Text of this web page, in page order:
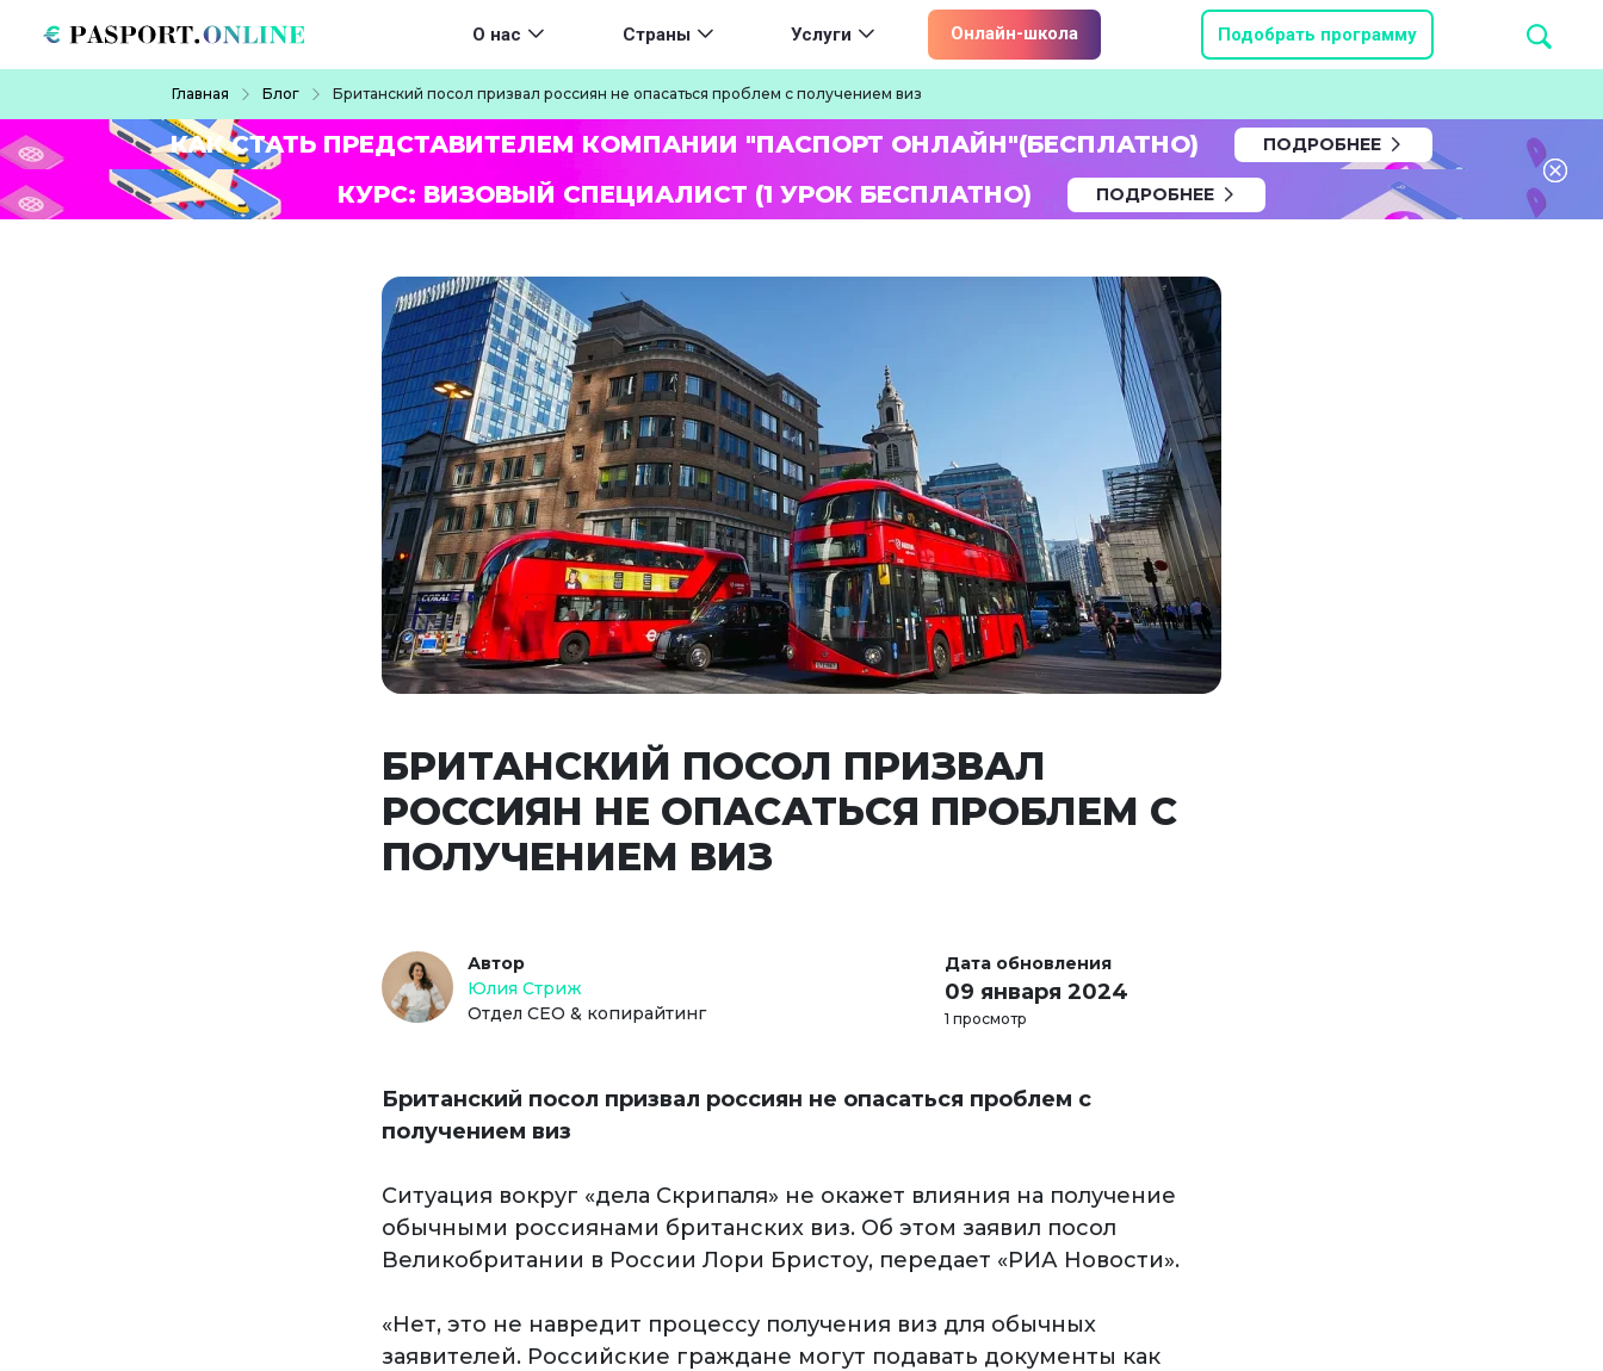
Main navigation
О нас Страны Услуги Онлайн-школа Подобрать программу
Главная Блог Британский посол призвал россиян не опасаться проблем с получением виз
КАК СТАТЬ ПРЕДСТАВИТЕЛЕМ КОМПАНИИ "ПАСПОРТ ОНЛАЙН"(БЕСПЛАТНО) ПОДРОБНЕЕ
КУРС: ВИЗОВЫЙ СПЕЦИАЛИСТ (1 УРОК БЕСПЛАТНО) ПОДРОБНЕЕ
БРИТАНСКИЙ ПОСОЛ ПРИЗВАЛ
РОССИЯН НЕ ОПАСАТЬСЯ ПРОБЛЕМ С
ПОЛУЧЕНИЕМ ВИЗ
Автор
Юлия Стриж
Отдел СЕО & копирайтинг
Дата обновления
09 января 2024
1 просмотр
Британский посол призвал россиян не опасаться проблем с
получением виз
Ситуация вокруг «дела Скрипаля» не окажет влияния на получение
обычными россиянами британских виз. Об этом заявил посол
Великобритании в России Лори Бристоу, передает «РИА Новости».
«Нет, это не навредит процессу получения виз для обычных
заявителей. Российские граждане могут подавать документы как